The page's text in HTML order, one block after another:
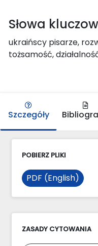
Słowa
ukraińscy pisarze,
tożsamość,
Szczegóły
POBIERZ PLIKI
PDF (English)
ZASADY CYTOWANIA